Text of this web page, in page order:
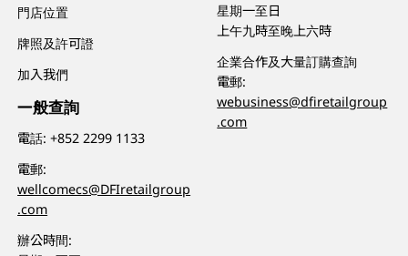
門店位置
牌照及許可證
加入我們
一般查詢
電話:+852 2299 1133
電郵:
wellcomecs@DFIretailgroup
.com
辦公時間:
星期一至日
上午九時至晚上六時
企業合作及大量訂購查詢
電郵:
webusiness@dfiretailgroup
.com